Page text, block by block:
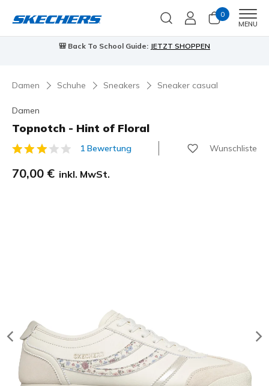
0
MENU
🎒 Back To School Guide: JETZT SHOPPEN
Damen Schuhe Sneakers Sneaker casual
Damen
Topnotch - Hint of Floral
4,8 von 5 Kundenbewertungen
1 Bewertung Wunschliste
70,00 € inkl. MwSt.